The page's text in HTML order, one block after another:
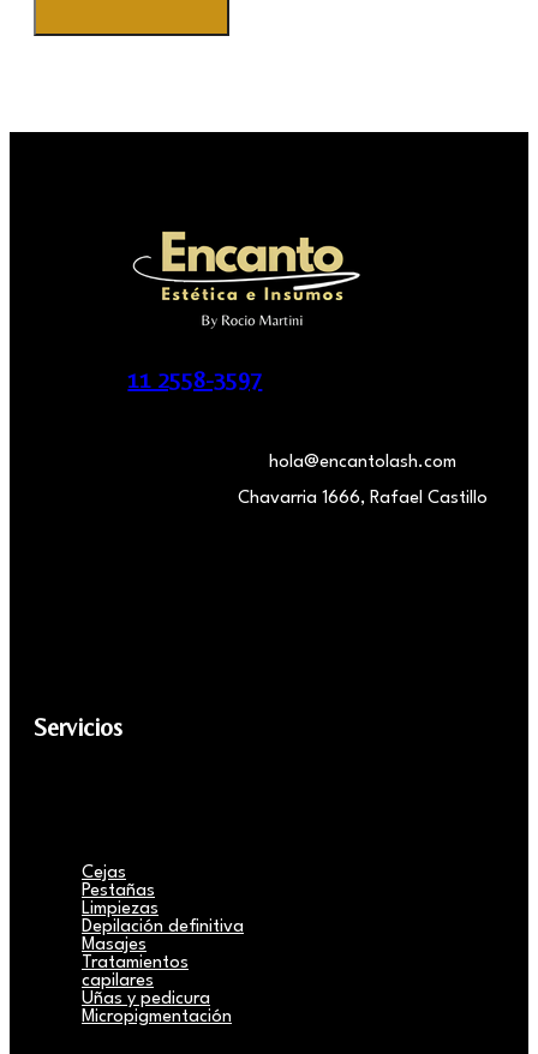
11 2558-3597
hola@encantolash.com
Chavarria 1666, Rafael Castillo
Servicios
Cejas
Pestañas
Limpiezas
Depilación definitiva
Masajes
Tratamientos
capilares
Uñas y pedicura
Micropigmentación